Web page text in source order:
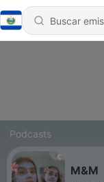
Podcasts
M&M